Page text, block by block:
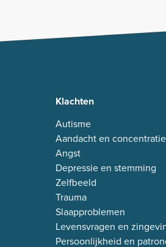
Klachten
Autisme
Aandacht en concentratie
Angst
Depressie en stemming
Zelfbeeld
Trauma
Slaapproblemen
Levensvragen en
Persoonlijkheid en